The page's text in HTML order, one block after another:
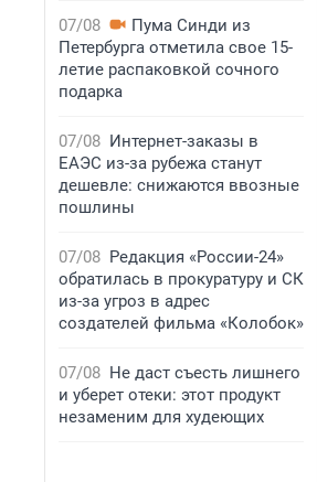
07/08
Пума Синди из
Петербурга отметила свое 15-
летие распаковкой сочного
подарка
07/08 Интернет-заказы в
ЕАЭС из-за рубежа станут
дешевле: снижаются ввозные
пошлины
07/08 Редакция «России-24»
обратилась в прокуратуру и СК
из-за угроз в адрес
создателей фильма «Колобок»
07/08 Не даст съесть лишнего
и уберет отеки: этот продукт
незаменим для худеющих